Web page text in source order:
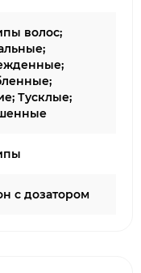
волос;
Тусклые;
с дозатором